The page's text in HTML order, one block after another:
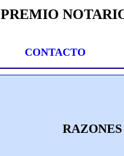
PREMIO
CONTACTO
RAZONES